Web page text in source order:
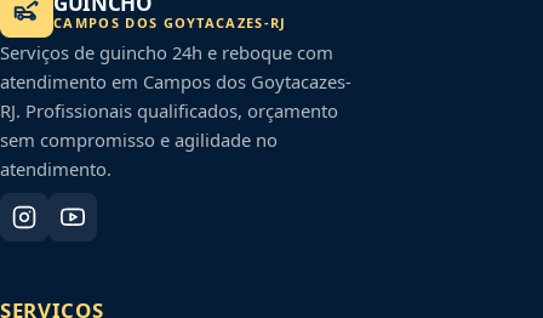
CAMPOS DOS GOYTACAZES-RJ
Serviços de guincho 24h e reboque com
atendimento em Campos dos Goytacazes-
RJ. Profissionais qualificados, orçamento
sem compromisso e agilidade no
atendimento.
SERVIÇOS